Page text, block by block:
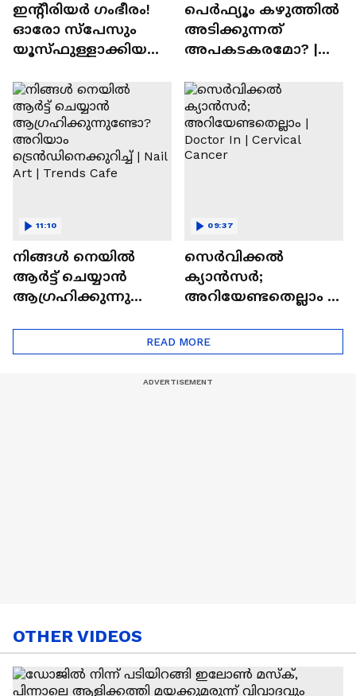
ഇന്റീരിയർ ഗംഭീരം!
ഓരോ സ്‌പേസും
യൂസ്ഫുള്ളാക്കിയ
പെർഫ്യൂം കഴുത്തിൽ
അടിക്കുന്നത്
അപകടകരമോ? |
നിങ്ങൾ നെയിൽ
ആർട്ട് ചെയ്യാൻ
ആഗ്രഹിക്കുന്നുണ്ടോ
ട്രെൻഡിനെക്കുറിച്ച് |
Nail Art | Trends Cafe
11:10
സെർവിക്കൽ
ക്യാൻസർ;
അറിയേണ്ടതെല്ലാം |
Cancer
09:37
READ MORE
OTHER VIDEOS